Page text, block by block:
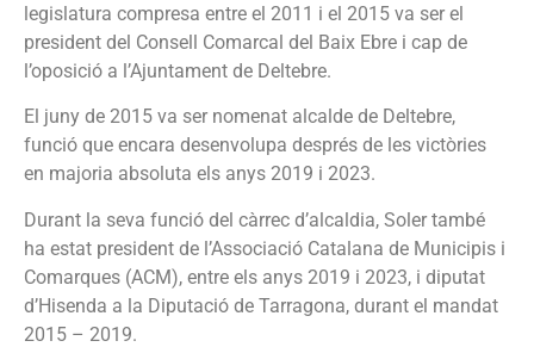
legislatura compresa entre el 2011 i el 2015 va ser el
president del Consell Comarcal del Baix Ebre i cap de
l’oposició a l’Ajuntament de Deltebre.
El juny de 2015 va ser nomenat alcalde de Deltebre,
funció que encara desenvolupa després de les victòries
en majoria absoluta els anys 2019 i 2023.
Durant la seva funció del càrrec d’alcaldia, Soler també
ha estat president de l’Associació Catalana de Municipis i
Comarques (ACM), entre els anys 2019 i 2023, i diputat
d’Hisenda a la Diputació de Tarragona, durant el mandat
2015 – 2019.